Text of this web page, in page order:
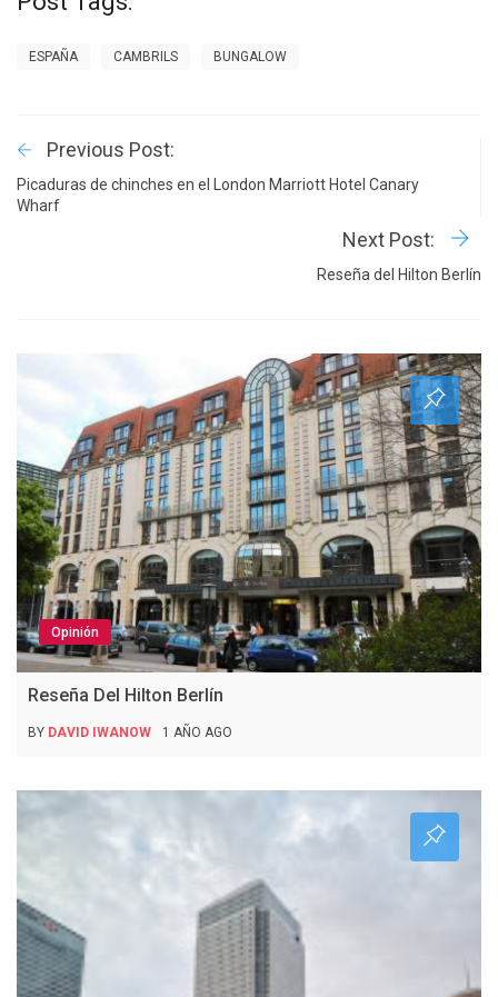
ESPAÑA CAMBRILS BUNGALOW
Previous Post:
Picaduras de chinches en el London Marriott Hotel Canary
Wharf
Next Post:
Reseña del Hilton Berlín
Opinión
Reseña Del Hilton Berlín
BY DAVID IWANOW 1 AÑO AGO